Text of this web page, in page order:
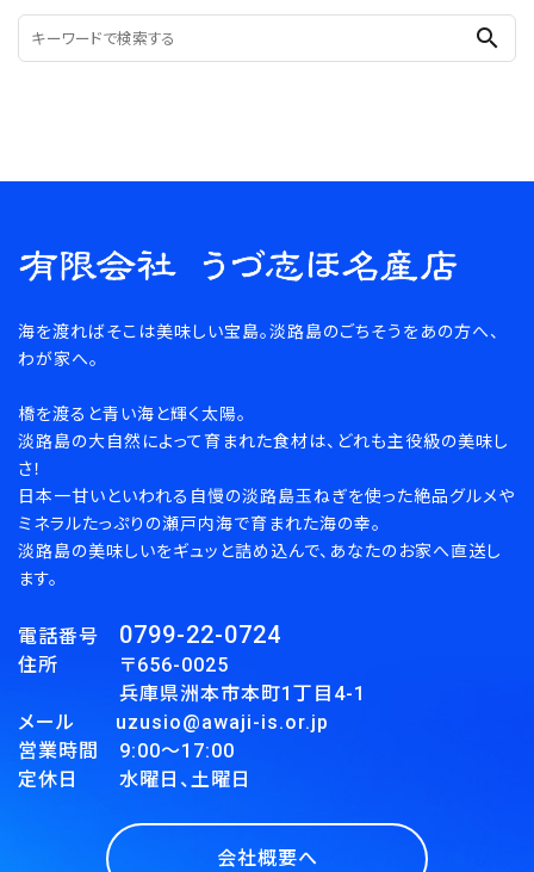
search
海を渡ればそこは美味しい宝島。淡路島のごちそうをあの方へ、
わが家へ。
橋を渡ると青い海と輝く太陽。
淡路島の大自然によって育まれた食材は、どれも主役級の美味し
さ！
日本一甘いといわれる自慢の淡路島玉ねぎを使った絶品グルメや
ミネラルたっぷりの瀬戸内海で育まれた海の幸。
淡路島の美味しいをギュッと詰め込んで、あなたのお家へ直送し
ます。
電話番号 0799-22-0724
住所 〒656-0025
兵庫県洲本市本町1丁目4-1
メール uzusio@awaji-is.or.jp
営業時間 9:00～17:00
定休日 水曜日、土曜日
会社概要へ